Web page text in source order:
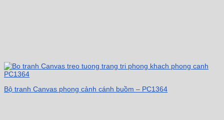
Bộ tranh Canvas phong cảnh cánh buồm – PC1364